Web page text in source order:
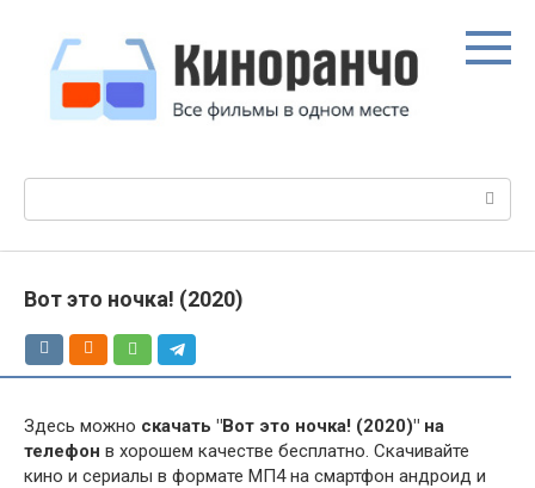
контенту
Вот это ночка! (2020)
Здесь можно скачать "Вот это ночка! (2020)" на
телефон в хорошем качестве бесплатно. Скачивайте
кино и сериалы в формате МП4 на смартфон андроид и